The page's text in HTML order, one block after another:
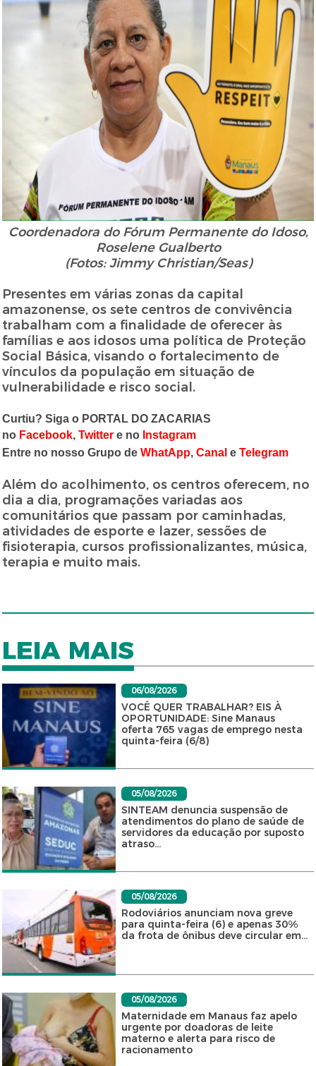
Coordenadora do Fórum Permanente do Idoso,
Roselene Gualberto
(Fotos: Jimmy Christian/Seas)
Presentes em várias zonas da capital
amazonense, os sete centros de convivência
trabalham com a finalidade de oferecer às
famílias e aos idosos uma política de Proteção
Social Básica, visando o fortalecimento de
vínculos da população em situação de
vulnerabilidade e risco social.
Curtiu? Siga o PORTAL DO ZACARIAS
no Facebook,Twitter e no Instagram
Entre no nosso Grupo deWhatApp,Canal eTelegram
Além do acolhimento, os centros oferecem, no
dia a dia, programações variadas aos
comunitários que passam por caminhadas,
atividades de esporte e lazer, sessões de
fisioterapia, cursos profissionalizantes, música,
terapia e muito mais.
LEIA MAIS
06/08/2026
VOCÊ QUER TRABALHAR? EIS À
OPORTUNIDADE: Sine Manaus
oferta 765 vagas de emprego nesta
quinta-feira (6/8)
05/08/2026
SINTEAM denuncia suspensão de
atendimentos do plano de saúde de
servidores da educação por suposto
atraso...
05/08/2026
Rodoviários anunciam nova greve
para quinta-feira (6) e apenas 30%
da frota de ônibus deve circular em...
05/08/2026
Maternidade em Manaus faz apelo
urgente por doadoras de leite
materno e alerta para risco de
racionamento